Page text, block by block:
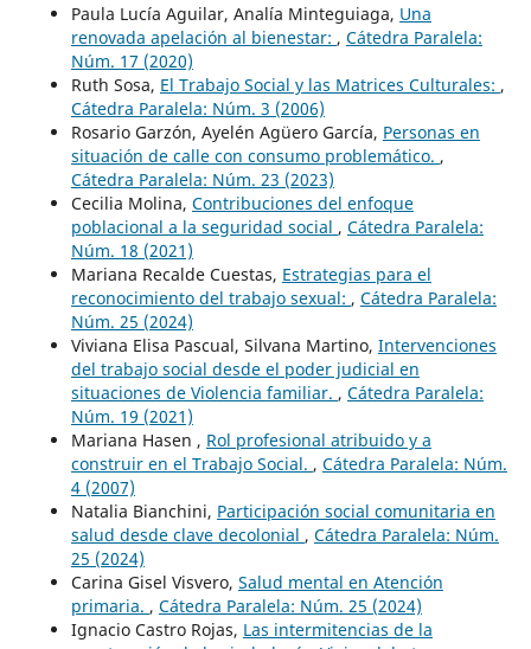
Paula Lucía Aguilar, Analía Minteguiaga, Una
renovada apelación al bienestar: , Cátedra Paralela:
Núm. 17 (2020)
Ruth Sosa, El Trabajo Social y las Matrices Culturales: ,
Cátedra Paralela: Núm. 3 (2006)
Rosario Garzón, Ayelén Agüero García, Personas en
situación de calle con consumo problemático. ,
Cátedra Paralela: Núm. 23 (2023)
Cecilia Molina, Contribuciones del enfoque
poblacional a la seguridad social , Cátedra Paralela:
Núm. 18 (2021)
Mariana Recalde Cuestas, Estrategias para el
reconocimiento del trabajo sexual: , Cátedra Paralela:
Núm. 25 (2024)
Viviana Elisa Pascual, Silvana Martino, Intervenciones
del trabajo social desde el poder judicial en
situaciones de Violencia familiar. , Cátedra Paralela:
Núm. 19 (2021)
Mariana Hasen , Rol profesional atribuido y a
construir en el Trabajo Social. , Cátedra Paralela: Núm.
4 (2007)
Natalia Bianchini, Participación social comunitaria en
salud desde clave decolonial , Cátedra Paralela: Núm.
25 (2024)
Carina Gisel Visvero, Salud mental en Atención
primaria. , Cátedra Paralela: Núm. 25 (2024)
Ignacio Castro Rojas, Las intermitencias de la